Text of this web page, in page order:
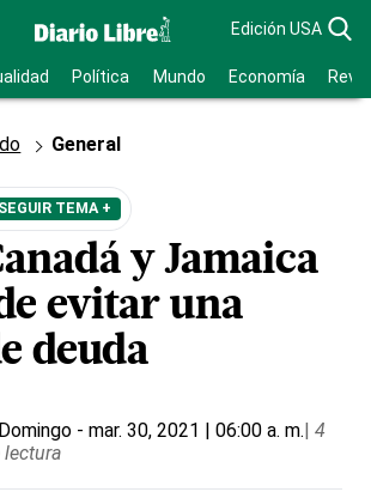
Edición USA
Política Mundo Economía
General
SEGUIR TEMA +
y Jamaica
evitar una
deuda
- mar. 30, 2021 | 06:00 a. m.| 4